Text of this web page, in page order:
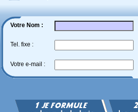
Votre Nom :
Tel. fixe :
Votre e-mail :